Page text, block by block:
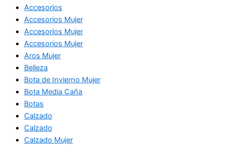
Accesorios
Accesorios Mujer
Accesorios Mujer
Accesorios Mujer
Aros Mujer
Belleza
Bota de Invierno Mujer
Bota Media Caña
Botas
Calzado
Calzado
Calzado Mujer